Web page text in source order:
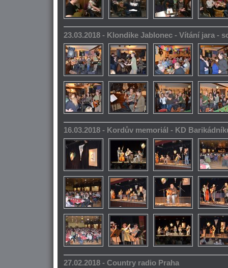
23.03.2018 - Klondike Jablonec - Vítání jara -
16.03.2018 - Kordův memoriál - KD
27.02.2018 - Country radio Praha